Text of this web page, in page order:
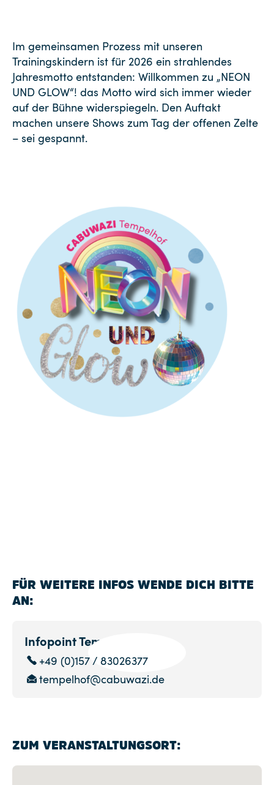
Im gemeinsamen Prozess mit unseren
Trainingskindern ist für 2026 ein strahlendes
Jahresmotto entstanden: Willkommen zu „NEON
UND GLOW“! das Motto wird sich immer wieder
auf der Bühne widerspiegeln. Den Auftakt
machen unsere Shows zum Tag der offenen Zelte
– sei gespannt.
FÜR WEITERE INFOS WENDE DICH BITTE
AN:
Infopoint Tempelhof
+49 (0)157 / 83026377
tempelhof@cabuwazi.de
ZUM VERANSTALTUNGSORT: